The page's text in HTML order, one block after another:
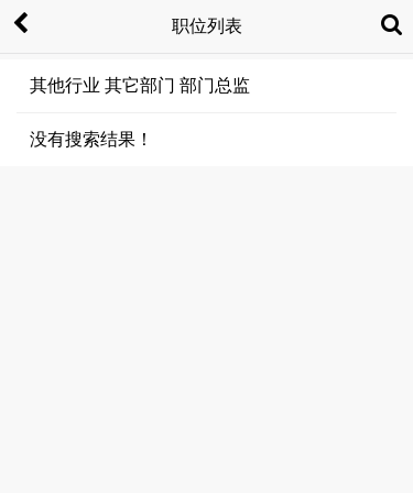
职位列表
其他行业 其它部门 部门总监
没有搜索结果！